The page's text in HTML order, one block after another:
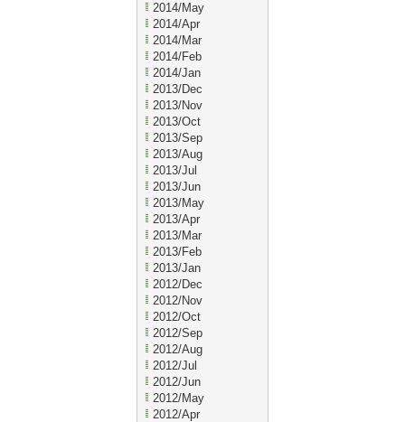
2014/May
2014/Apr
2014/Mar
2014/Feb
2014/Jan
2013/Dec
2013/Nov
2013/Oct
2013/Sep
2013/Aug
2013/Jul
2013/Jun
2013/May
2013/Apr
2013/Mar
2013/Feb
2013/Jan
2012/Dec
2012/Nov
2012/Oct
2012/Sep
2012/Aug
2012/Jul
2012/Jun
2012/May
2012/Apr